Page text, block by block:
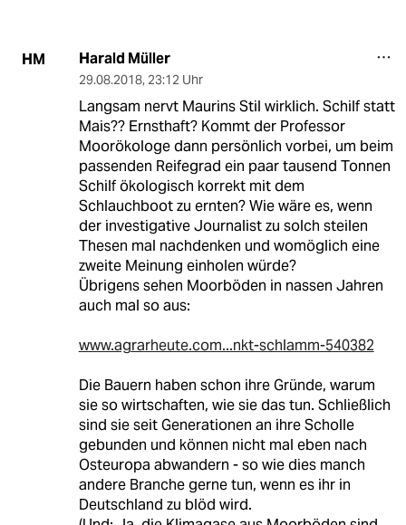
HM Harald Müller
29.08.2018, 23:12 Uhr
Langsam nervt Maurins Stil wirklich. Schilf statt
Mais?? Ernsthaft? Kommt der Professor
Moorökologe dann persönlich vorbei, um beim
passenden Reifegrad ein paar tausend Tonnen
Schilf ökologisch korrekt mit dem
Schlauchboot zu ernten? Wie wäre es, wenn
der investigative Journalist zu solch steilen
Thesen mal nachdenken und womöglich eine
zweite Meinung einholen würde?
Übrigens sehen Moorböden in nassen Jahren
auch mal so aus:
www.agrarheute.com...nkt-schlamm-540382
Die Bauern haben schon ihre Gründe, warum
sie so wirtschaften, wie sie das tun. Schließlich
sind sie seit Generationen an ihre Scholle
gebunden und können nicht mal eben nach
Osteuropa abwandern - so wie dies manch
andere Branche gerne tun, wenn es ihr in
Deutschland zu blöd wird.